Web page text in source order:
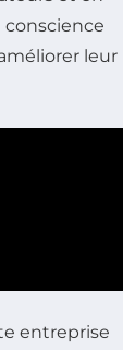
leur
entreprise